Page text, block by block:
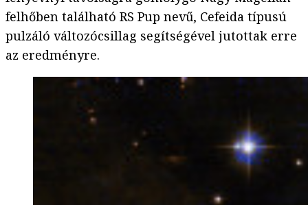
felhőben található RS Pup nevű, Cefeida típusú
pulzáló változócsillag segítségével jutottak erre
az eredményre.